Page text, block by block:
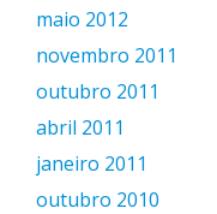
maio 2012
novembro 2011
outubro 2011
abril 2011
janeiro 2011
outubro 2010